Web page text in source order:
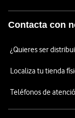
Contacta con
¿Quieres ser
Localiza tu tienda
Teléfonos de